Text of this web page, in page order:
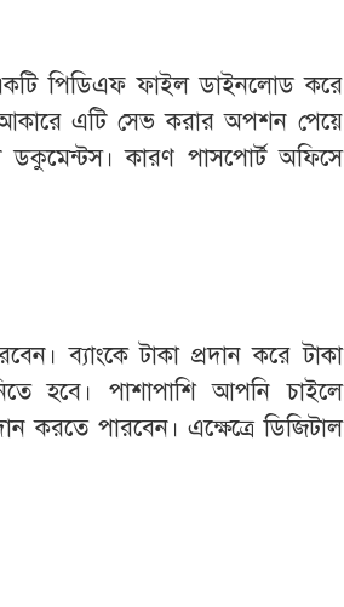
পিডিএফ ফাইল ডাইনলোড করে
আকারে এটি সেভ করার অপশন পেয়ে
কারণ পাসপোর্ট অফিসে
ব্যাংকে টাকা প্রদান করে টাকা
হবে। পাশাপাশি আপনি চাইলে
করতে পারবেন। এক্ষেত্রে ডিজিটাল